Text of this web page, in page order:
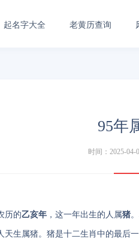
起名字大全 老黄历查询
95年
时间：2025-04-
历的乙亥年 ，这一年出生的人属猪
天生属猪。猪是十二生肖中的最后